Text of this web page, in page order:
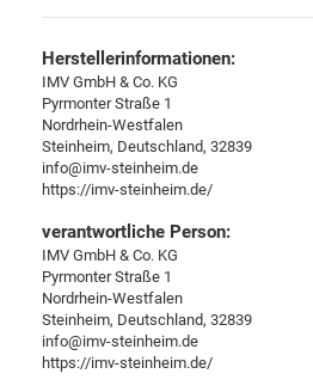
Herstellerinformationen:
IMV GmbH & Co. KG
Pyrmonter Straße 1
Nordrhein-Westfalen
Steinheim, Deutschland, 32839
info@imv-steinheim.de
https://imv-steinheim.de/
verantwortliche Person:
IMV GmbH & Co. KG
Pyrmonter Straße 1
Nordrhein-Westfalen
Steinheim, Deutschland, 32839
info@imv-steinheim.de
https://imv-steinheim.de/